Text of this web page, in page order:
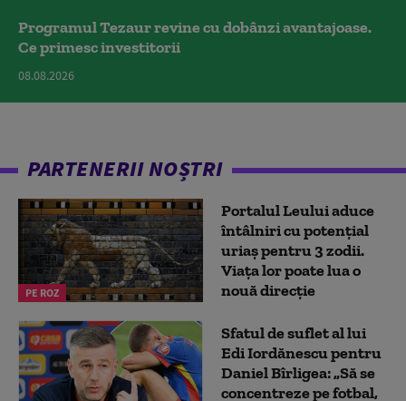
Programul Tezaur revine cu dobânzi avantajoase.
Ce primesc investitorii
08.08.2026
PARTENERII NOȘTRI
PE ROZ
Portalul Leului aduce
întâlniri cu potențial
uriaș pentru 3 zodii.
Viața lor poate lua o
nouă direcție
Sfatul de suflet al lui
Edi Iordănescu pentru
Daniel Bîrligea: „Să se
concentreze pe fotbal,